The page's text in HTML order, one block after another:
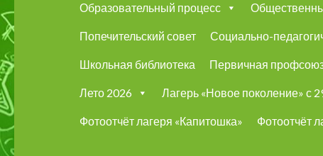
Образовательный процесс
Попечительский совет Социально-
Школьная библиотека Первичная
Лето 2026 Лагерь «Новое поколение» с
Фотоотчёт лагеря «Капитошка» Фотоотчёт